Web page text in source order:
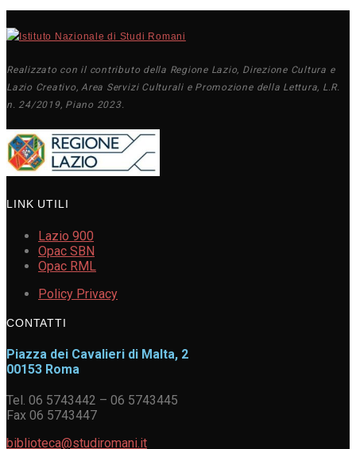
Realizzato con il contributo della Regione Lazio, Direzione Cultura e
Lazio Creativo, Area Servizi Culturali e Promozione della Lettura, L.R.
n. 24/2019, Piano 2023.
LINK UTILI
Lazio 900
Opac SBN
Opac RML
Policy Privacy
CONTATTI
Piazza dei Cavalieri di Malta, 2
00153 Roma
Tel. 06 5743442 – 06 5743445
Fax 06 5743447
biblioteca@studiromani.it